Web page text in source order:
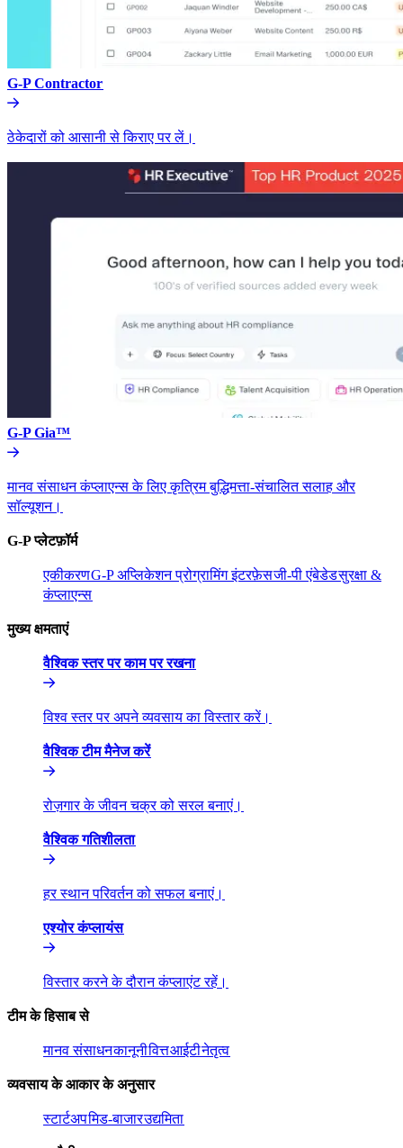
G-P Contractor​​
ठेकेदारों को आसानी से किराए पर लें।​​
G-P Gia™​​
मानव संसाधन कंप्लाएन्स के लिए कृत्रिम बुद्धिमत्ता-संचालित सलाह और
सॉल्यूशन।​​
G-P प्लेटफ़ॉर्म​​
एकीकरण​​G-P अप्लिकेशन प्रोग्रामिंग इंटरफ़ेस​​जी-पी एंबेडेड​​सुरक्षा &
कंप्लाएन्स​​
मुख्य क्षमताएं​​
वैश्विक स्तर पर काम पर रखना​​
विश्व स्तर पर अपने व्यवसाय का विस्तार करें।​​
वैश्विक टीम मैनेज करें​​
रोज़गार के जीवन चक्र को सरल बनाएं।​​
वैश्विक गतिशीलता​​
हर स्थान परिवर्तन को सफल बनाएं।​​
एश्योर कंप्लायंस​​
विस्तार करने के दौरान कंप्लाएंट रहें।​​
टीम के हिसाब से​​
मानव संसाधन​​कानूनी​​वित्त​​आईटी​​नेतृत्व​​
व्यवसाय के आकार के अनुसार​​
स्टार्टअप​​मिड-बाजार​​उद्यमिता​​